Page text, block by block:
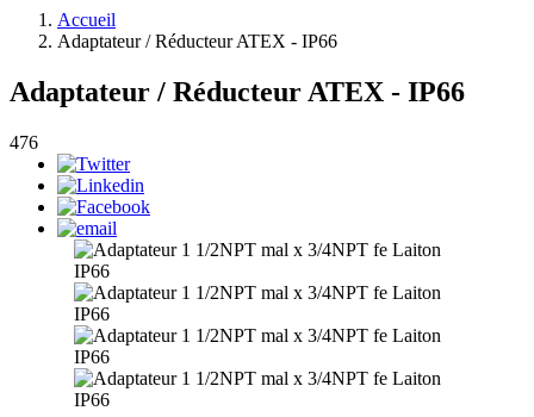
Accueil
Adaptateur / Réducteur ATEX - IP66
Adaptateur / Réducteur ATEX - IP66
476